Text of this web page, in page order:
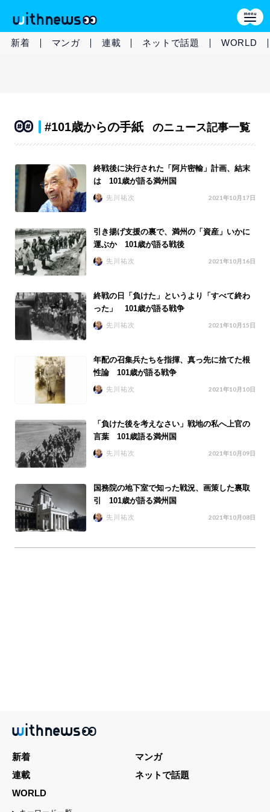
新着 マンガ 連載 ネットで話題 WORLD
#101歳からの手紙 のニュース記事一覧
終戦後に決行された「阿片密輸」計画、結末
は 101歳が語る満州国
先川祐次 2021年10月17日
引き揚げ支援の裏で、満州の「資産」いかに
運ぶか 101歳が語る戦後
先川祐次 2021年10月16日
終戦の日「負けた」というより「すべて終わ
った」 101歳が語る戦争
先川祐次 2021年10月15日
年配の召集兵たちを指揮、真っ先に捨てた根
性論 101歳が語る戦争
先川祐次 2021年10月10日
「負けた後を考えなさい」戦地の私へ上官の
言葉 101歳語る満州国
先川祐次 2021年10月09日
国務院の地下室で知った戦況、画策した裏取
引 101歳が語る満州国
先川祐次 2021年10月08日
新着
マンガ
連載
ネットで話題
WORLD